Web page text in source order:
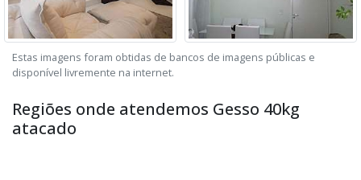
Estas imagens foram obtidas de bancos de imagens públicas e
disponível livremente na internet.
Regiões onde atendemos Gesso 40kg
atacado